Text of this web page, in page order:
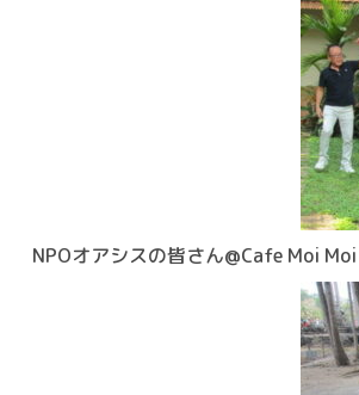
NPOオアシスの皆さん@Cafe Moi Moi